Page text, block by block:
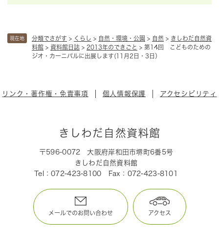
現在地 分類でさがす > くらし > 自然・環境・公園 > 自然 > きしわだ自然資
料館 > 資料館日誌 > 2013年のできごと > 第14回 こどものための
ジオ・カーニバルに出展します(11月2日・3日）
リンク・著作権・免責事項 個人情報保護 アクセシビリティ
きしわだ自然資料館
〒596-0072
大阪府岸和田市堺町6番5号
きしわだ自然資料館
Tel：072-423-8100
Fax：072-423-8101
メールでのお問い合わせ アクセス